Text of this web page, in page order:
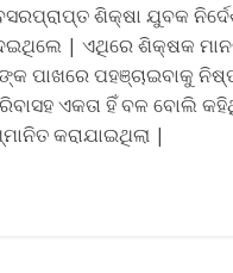
ଶିକ୍ଷା ଯୁବକ
| ଏଥିରେ ଶିକ୍ଷକ
ପାଖରେ ପହଞ୍ଚାଇବାକୁ
ଏକତା ହିଁ ବଳ ବୋଲି
କରାଯାଇଥିଲା |